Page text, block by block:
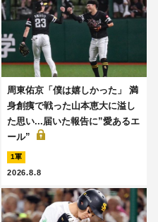
周東佑京「僕は嬉しかった」 満
身創痍で戦った山本恵大に溢し
た思い...届いた報告に”愛あるエ
ール”
1軍
2026.8.8